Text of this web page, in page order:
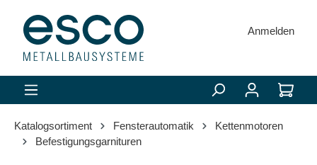
springen
Anmelden
Katalogsortiment Fensterautomatik
Kettenmotoren
Befestigungsgarnituren